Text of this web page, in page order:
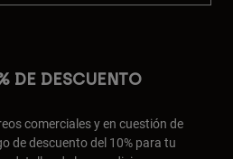
DE DESCUENTO
comerciales y en cuestión de
de descuento del 10% para tu